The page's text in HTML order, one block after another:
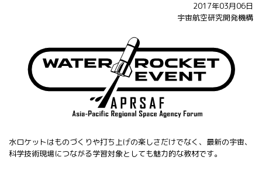
宇宙教育会
議）
ISEB学生派
遣プログラ
ム
2017年03月06日
宇宙航空研究開発機構
水ロケットはものづくりや打ち上げの楽しさだけでなく、最新の宇宙、
科学技術現場につながる学習対象としても魅力的な教材です。